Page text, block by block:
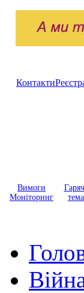
Контакти
Вимоги
Моніторинг
тема